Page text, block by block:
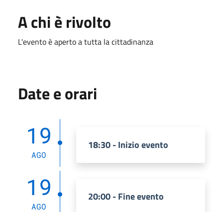
A chi è rivolto
L'evento è aperto a tutta la cittadinanza
Date e orari
19
AGO
18:30 - Inizio evento
19
AGO
20:00 - Fine evento